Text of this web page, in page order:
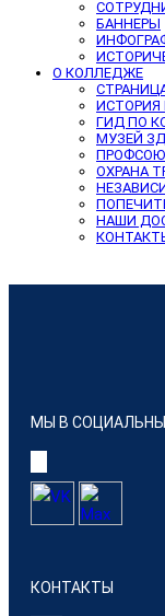
БАННЕРЫ
О КОЛЛЕДЖЕ
ГИД ПО
МУЗЕЙ
ОХРАНА
НАШИ
МЫ В
КОНТАКТЫ